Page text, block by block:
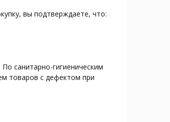
вы подтверждаете, что:
санитарно-гигиеническим
товаров с дефектом при